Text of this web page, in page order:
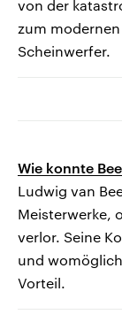
von der
zum
Scheinwerfer.
Wie konnte
Ludwig van
Meisterwerke,
verlor. Seine
und
Vorteil.